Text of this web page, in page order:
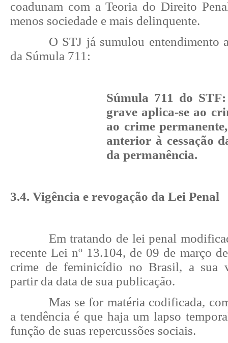
coadunam com a Teoria do Direito
menos sociedade e mais delinquente.
O STJ já sumulou entendimento
da Súmula 711:
Súmula 711 do
grave aplica-se ao
ao crime
anterior à cessação
da permanência.
3.4. Vigência e revogação da Lei Penal
Em tratando de lei penal
recente Lei nº 13.104, de 09 de março
crime de feminicídio no Brasil, a sua
partir da data de sua publicação.
Mas se for matéria codificada,
a tendência é que haja um lapso
função de suas repercussões sociais.